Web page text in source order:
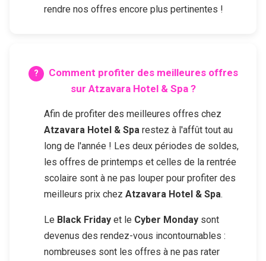
rendre nos offres encore plus pertinentes !
Comment profiter des meilleures offres
sur Atzavara Hotel & Spa?
Afin de profiter des meilleures offres chez
Atzavara Hotel & Spa restez à l'affût tout au
long de l'année ! Les deux périodes de soldes,
les offres de printemps et celles de la rentrée
scolaire sont à ne pas louper pour profiter des
meilleurs prix chez Atzavara Hotel & Spa.
Le Black Friday et le Cyber Monday sont
devenus des rendez-vous incontournables :
nombreuses sont les offres à ne pas rater